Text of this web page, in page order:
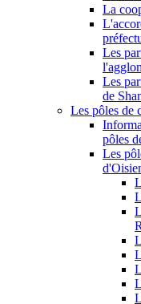
La
Les
Les
de
Les pôles de
pôles
Les